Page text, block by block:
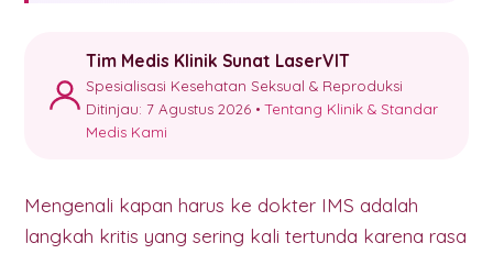
Tim Medis Klinik Sunat LaserVIT
Spesialisasi Kesehatan Seksual & Reproduksi
Ditinjau: 7 Agustus 2026 •Tentang Klinik & Standar
Medis Kami
Mengenali kapan harus ke dokter IMS adalah
langkah kritis yang sering kali tertunda karena rasa